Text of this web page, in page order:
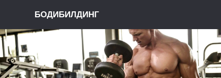
БОДИБИЛДИНГ